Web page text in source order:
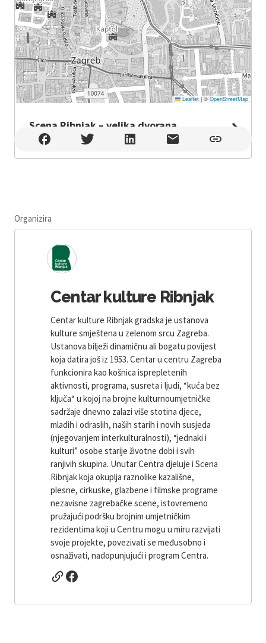
Leaflet |© OpenStreetMap
Scena Ribnjak – velika dvorana
Scena Ribnjak – velika dvorana , Zagreb
Organizira
Centar kulture Ribnjak
Centar kulture Ribnjak gradska je ustanova
kulture smještena u zelenom srcu Zagreba.
Ustanova bilježi dinamičnu ali bogatu povijest
koja datira još iz 1953. Centar u centru Zagreba
funkcionira kao košnica isprepletenih
aktivnosti, programa, susreta i ljudi, “kuća bez
ključa“ u kojoj na brojne kulturnoumjetničke
sadržaje dnevno zalazi više stotina djece,
mladih i odraslih, naših starih i novih susjeda
(njegovanjem interkulturalnosti), “jednaki i
kulturi” osobe starije životne dobi i svih
ranjivih skupina. Unutar Centra djeluje i Scena
Ribnjak koja okuplja raznolike kazališne,
plesne, cirkuske, glazbene i filmske programe
nezavisne zagrebačke scene, istovremeno
pružajući podršku brojnim umjetničkim
rezidentima koji u Centru mogu u miru razvijati
svoje projekte, povezivati ​​se međusobno i
osnaživati, nadopunjujući i program Centra.